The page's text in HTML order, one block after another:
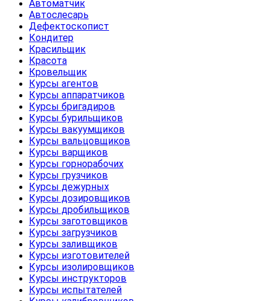
Автоматчик
Автослесарь
Дефектоскопист
Кондитер
Красильщик
Красота
Кровельщик
Курсы агентов
Курсы аппаратчиков
Курсы бригадиров
Курсы бурильщиков
Курсы вакуумщиков
Курсы вальцовщиков
Курсы варщиков
Курсы горнорабочих
Курсы грузчиков
Курсы дежурных
Курсы дозировщиков
Курсы дробильщиков
Курсы заготовщиков
Курсы загрузчиков
Курсы заливщиков
Курсы изготовителей
Курсы изолировщиков
Курсы инструкторов
Курсы испытателей